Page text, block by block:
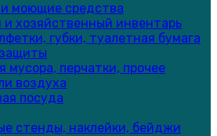
моющие средства
и хозяйственный инвентарь
губки, туалетная бумага
мусора, перчатки, прочее
воздуха
посуда
стенды, наклейки, бейджи